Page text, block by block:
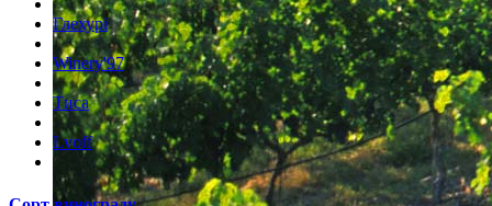
Глехурі
Winery'97
Тиса
Lvoff